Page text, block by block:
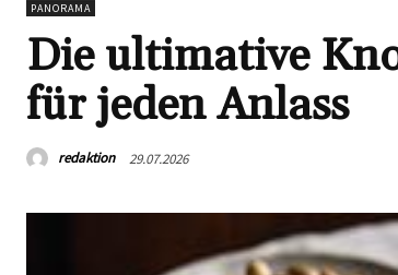
PANORAMA
Die ultimative
für jeden Anlass
redaktion 29.07.2026